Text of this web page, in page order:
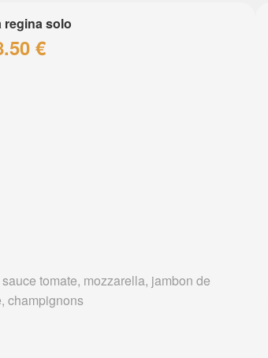
regina solo
€
tomate, mozzarella, jambon de
champignons